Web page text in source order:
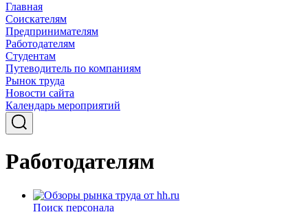
Главная
Соискателям
Предпринимателям
Работодателям
Студентам
Путеводитель по компаниям
Рынок труда
Новости сайта
Календарь мероприятий
Работодателям
Поиск персонала